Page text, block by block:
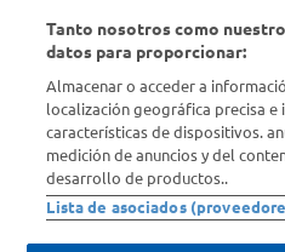
Conocenos
Info útil
Comprá Online
Tanto nosotros como
datos para proporcionar:
Almacenar o acceder a
localización geográfica precisa
características de dispositivos.
medición de anuncios y del
desarrollo de productos..
Lista de asociados